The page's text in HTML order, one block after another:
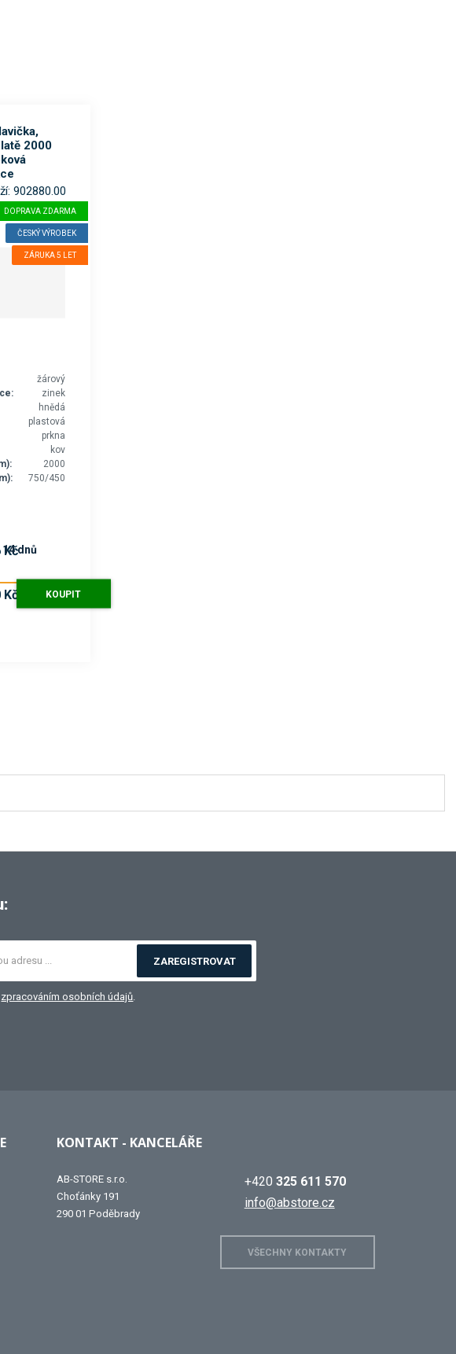
2000
902880.00
DOPRAVA ZDARMA
ČESKÝ VÝROBEK
ZÁRUKA 5 LET
žárový
zinek
hnědá
plastová
prkna
kov
2000
750/450
Kč
Kč
dnů
KOUPIT
ZAREGISTROVAT
zpracováním osobních údajů
KONTAKT - KANCELÁŘE
AB-STORE s.r.o.
Choťánky 191
290 01 Poděbrady
+420 325 611 570
info@abstore.cz
VŠECHNY KONTAKTY